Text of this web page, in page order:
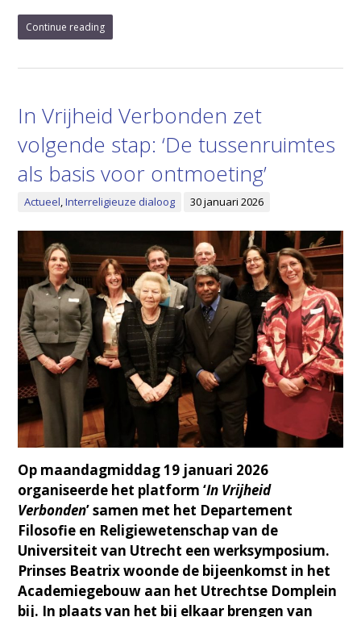
Continue reading
In Vrijheid Verbonden zet
volgende stap: ‘De tussenruimtes
als basis voor ontmoeting’
Actueel,Interreligieuze dialoog 30 januari 2026
Op maandagmiddag 19 januari 2026
organiseerde het platform ‘In Vrijheid
Verbonden’ samen met het Departement
Filosofie en Religiewetenschap van de
Universiteit van Utrecht een werksymposium.
Prinses Beatrix woonde de bijeenkomst in het
Academiegebouw aan het Utrechtse Domplein
bij. In plaats van het bij elkaar brengen van